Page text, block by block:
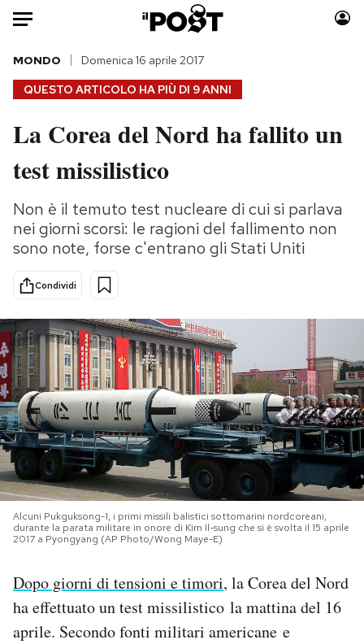
Auto
HOME
Italia
Politica
Tecnologia
Internet
Scienza
Cultura
Economia
Sport
Moda
Storie/Idee
Ok Boomer!
Media
Mondiali calcio 2026
PODCAST
NEWSLETTER
I MIEI PREFERITI
CALENDARIO
QUESTO ARTICOLO HA PIÙ DI 9 ANNI
MONDO Domenica 16 aprile 2017
La Corea del Nord ha fallito un
test missilistico
Non è il temuto test nucleare di cui si parlava
nei giorni scorsi: le ragioni del fallimento non
sono note, forse c'entrano gli Stati Uniti
Condividi
Alcuni Pukguksong-1, i primi missili balistici sottomarini nordcoreani,
durante la parata militare in onore di Kim Il-sung che si è svolta il 15 aprile
2017 a Pyongyang (AP Photo/Wong Maye-E)
Dopo giorni di tensioni e timori, la Corea del Nord
ha effettuato un test missilistico la mattina del 16
aprile. Secondo fonti militari americane e